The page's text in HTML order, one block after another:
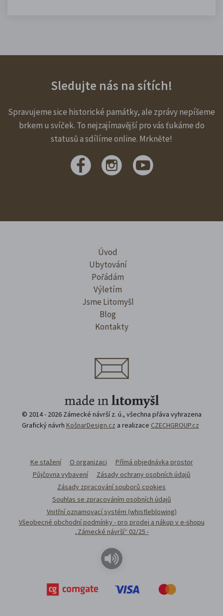
Sledujte nás na sítích!
Spravujeme sice historické památky, ale zprávy nepíšeme
brkem u svíček. To nejzajímavější pro vás ťukáme do
statusů a sdílíme online. Mrkněte!
Úvod
Ubytování
Pořádám
Výletím
Jsme Litomyšl
Blog
Kontakty
© 2014 - 2026 Zámecké návrší z. ú., všechna přáva vyhrazena
Grafický návrh KošnarDesign.cz a realizace CZECHGROUP.cz
Ke stažení O organizaci
Přímá objednávka prostor
Půjčovna vybavení
Zásady ochrany osobních údajů
Zásady zpracování souborů cookies
Souhlas se zpracováním osobních údajů
Vnitřní oznamovací systém (whistleblowing)
Všeobecné obchodní podmínky - pro prodej a nákup v e-shopu
„Zámecké návrší“ 02/25 -